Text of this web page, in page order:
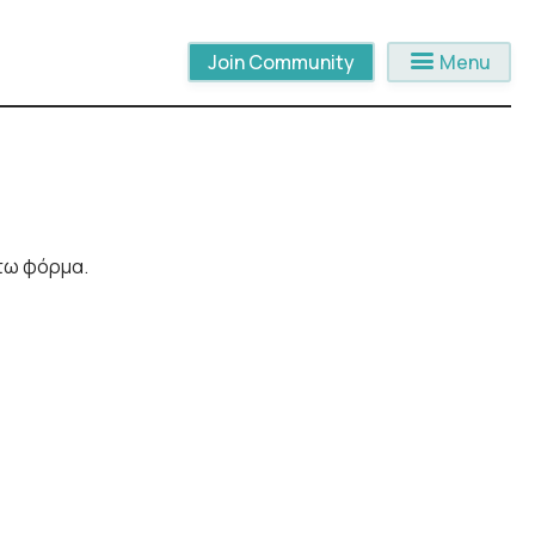
Join Community menu Menu
φόρμα.